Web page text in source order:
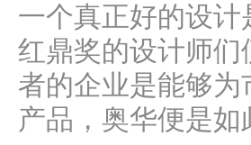
一个真正好的设
红鼎奖的设计师
者的企业是能够
产品，奥华便是如